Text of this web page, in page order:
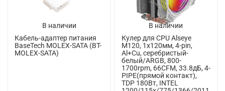
В наличии
Кабель-адаптер питания
BaseTech MOLEX-SATA (BT-
MOLEX-SATA)
В наличии
Кулер для CPU Alseye
M120, 1х120мм, 4-pin,
Al+Cu, серебристый-
белый/ARGB, 800-
1700rpm, 66CFM, 33.8дБ, 4-
PIPE(прямой контакт),
TDP 180Вт, INTEL